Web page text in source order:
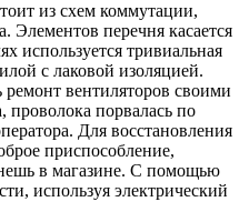
из схем коммутации,
Элементов перечня касается
используется тривиальная
с лаковой изоляцией.
ремонт вентиляторов своими
проволока порвалась по
Для восстановления
приспособление,
в магазине. С помощью
используя электрический